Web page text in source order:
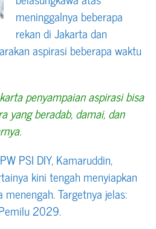
meninggalnya beberapa
rekan di Jakarta dan
aspirasi beberapa waktu
penyampaian aspirasi bisa
yang beradab, damai, dan
PSI DIY, Kamaruddin,
kini tengah menyiapkan
Targetnya jelas:
2029.